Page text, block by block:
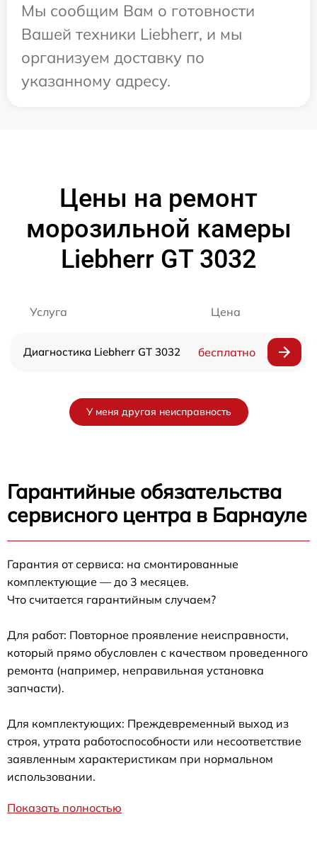
Мы сообщим Вам о готовности
Вашей техники Liebherr, и мы
организуем доставку по
указанному адресу.
Цены на ремонт
морозильной камеры
Liebherr GT 3032
Услуга Цена
Диагностика Liebherr GT 3032 бесплатно
У меня другая неисправность
Гарантийные обязательства
сервисного центра в Барнауле
Гарантия от сервиса: на смонтированные
комплектующие — до 3 месяцев.
Что считается гарантийным случаем?
Для работ: Повторное проявление неисправности,
который прямо обусловлен с качеством проведенного
ремонта (например, неправильная установка
запчасти).
Для комплектующих: Преждевременный выход из
строя, утрата работоспособности или несоответствие
заявленным характеристикам при нормальном
использовании.
Показать полностью